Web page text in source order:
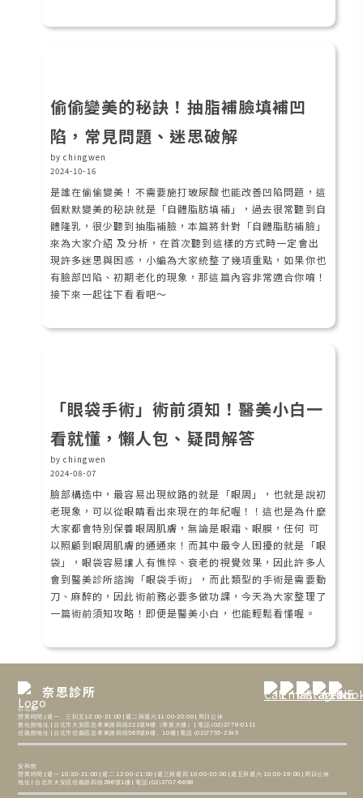
偷偷變美的秘訣！抽脂補臉填補凹
陷，常見問題、迷思破解
by chingwen
2024-10-16
是誰在偷偷變美！不需要施打玻尿酸也能改善凹陷問題，這
個默默變美的秘訣就是「自體脂肪填補」，過去很常聽到自
體隆乳，很少聽到抽脂補臉，本篇將針對「自體脂肪補臉」
來為大家介紹 及分析，在首次聽到這樣的方式時一定會出
現許多迷思與困惑，小編為大家統整了幾項重點，如果你也
有臉部凹陷、初期老化的現象，那這篇內容非常適合你唷！
接下來一起往下看看吧～
「眼袋手術」術前須知！醫美小白一
看就懂，懶人包、疑問解答
by chingwen
2024-08-07
臉部構造中，最容易出現紋路的就是「眼周」，也就是說初
老現象，可以從眼睛看出來現在的年紀喔！！這也是為什麼
大家都會特別保養眼周肌膚，無論是眼霜、眼膜，任何 可
以照顧到眼周肌膚的通通來！而其中最令人困擾的就是「眼
袋」，眼袋容易讓人有憔悴、衰老的視覺效果，因此許多人
會到醫美診所諮詢「眼袋手術」，而此類型的手術是需要動
刀、麻醉的，因此術前務必要多做功課，今天為大家整理了
一篇術前須知攻略！即便是醫美小白，也能輕鬆看懂喔。
奈思診所
台北館
營業時間 | 週一、三到五12:00-21:00 | 週二與週六11:00-20:00 | 周日公休
敦化館地址 | 台北市大安區忠孝東路四段221號9樓（華新大樓） | 電話 (02)2778-0111
信義館地址 | 台北市信義區忠孝東路四段565號6樓、10樓 | 電話 (02)7755-2345
安和館
營業時間 | 週一 10:30-21:00 | 週二 12:00-21:00 | 週三與週四 10:00-20:00 | 週五與週六 10:00-19:00 | 周日公休
地址 | 台北市大安區信義路四段296號1樓 | 電話 (02)2707-6698